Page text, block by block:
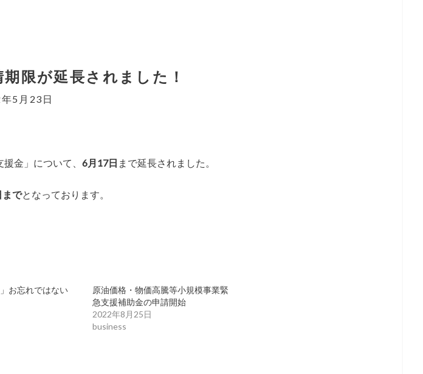
限が延長されました！
5月23日
金」について、 6月17日 まで延長されました。
までとなっております。
お忘れではない
原油価格・物価高騰等小規模事業緊
急支援補助金の申請開始
2022年8月25日
business